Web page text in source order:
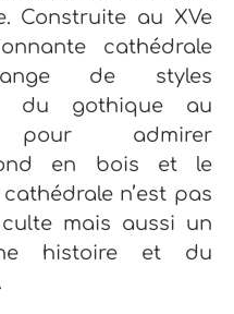
Construite au XVe
cathédrale
de styles
du gothique au
pour admirer
en bois et le
n’est pas
mais aussi un
histoire et du